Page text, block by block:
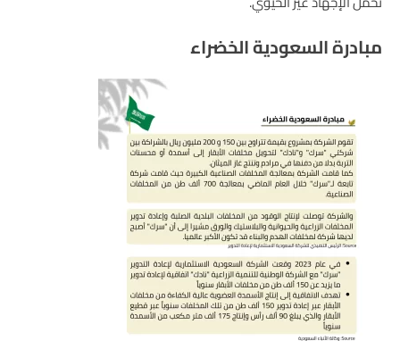
مبادرة السعودية الخضراء